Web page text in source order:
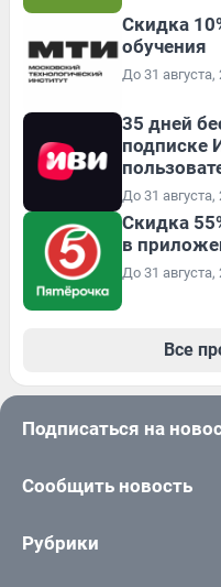
Скидка
обучения
До 31 августа,
35 дней
подписке
До 31 августа,
Скидка
в
До 31 августа,
Все
Подписаться на
Сообщить новость
Рубрики